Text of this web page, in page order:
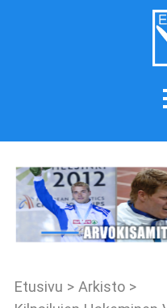
Etusivu > Arkisto >